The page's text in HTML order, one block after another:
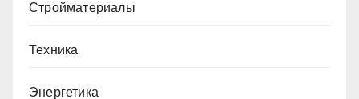
Стройматериалы
Техника
Энергетика